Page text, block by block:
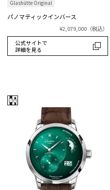
Glashütte Original
パノマティックインバース
¥2,079,000 （税込）
公式サイトで
詳細を見る